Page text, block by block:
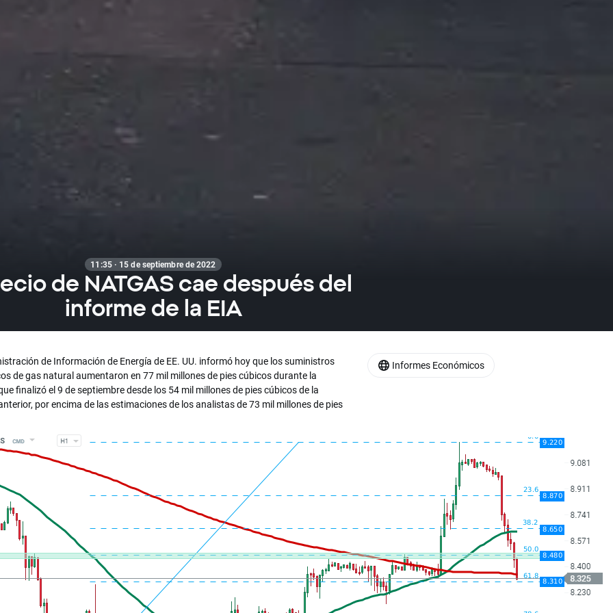
11:35 · 15 de septiembre de 2022
de NATGAS cae después del
informe de la EIA
de Información de Energía de EE. UU. informó hoy que los suministros
de gas natural aumentaron en 77 mil millones de pies cúbicos durante la
finalizó el 9 de septiembre desde los 54 mil millones de pies cúbicos de la
por encima de las estimaciones de los analistas de 73 mil millones de pies
Informes Económicos